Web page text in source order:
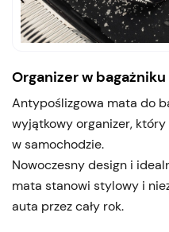
Organizer w bagażniku
Antypoślizgowa mata do
wyjątkowy organizer,
w samochodzie.
Nowoczesny design i
mata stanowi stylowy i
auta przez cały rok.